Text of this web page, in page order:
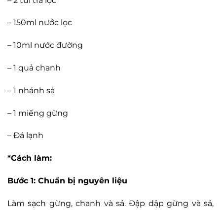
– 150ml nước lọc
– 10ml nước đường
– 1 quả chanh
– 1 nhánh sả
– 1 miếng gừng
– Đá lạnh
*Cách làm:
Bước 1: Chuẩn bị nguyên liệu
Làm sạch gừng, chanh và sả. Đập dập gừng và sả,